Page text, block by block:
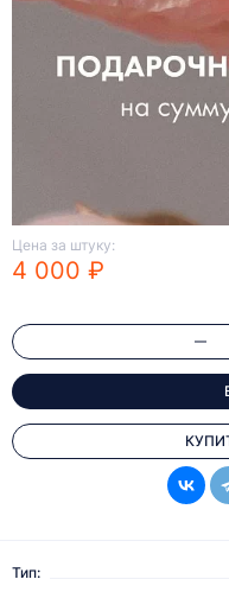
Цена за штуку:
4 000 ₽
Тип: